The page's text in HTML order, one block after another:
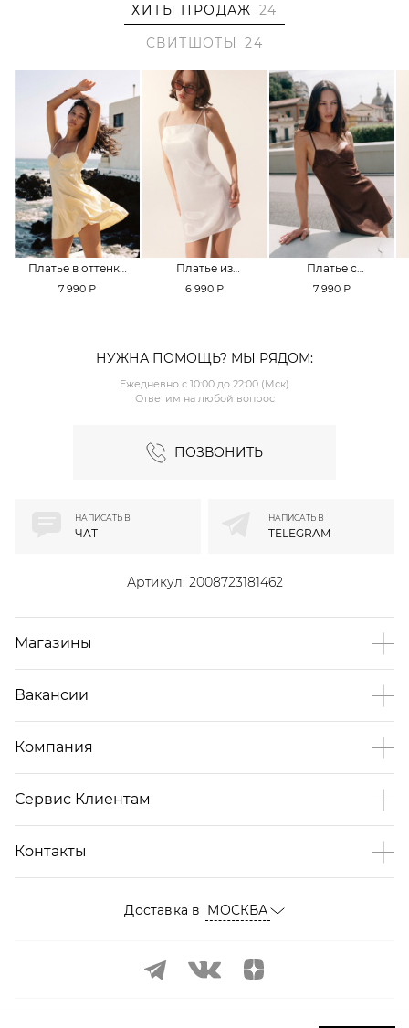
ХИТЫ ПРОДАЖ 24
СВИТШОТЫ
24
Платье в оттенке
Pale Banana
7 990 ₽
Платье из
смесовой вискозы
6 990 ₽
Платье с
кружевной
7 990 ₽
НУЖНА ПОМОЩЬ? МЫ РЯДОМ:
ПОЗВОНИТЬ
Ежедневно с 10:00 до 22:00 (Мск)
Ответим на любой вопрос
Артикул: 2008723181462
НАПИСАТЬ В
ЧАТ
НАПИСАТЬ В
TELEGRAM
Магазины
Вакансии
Компания
Сервис Клиентам
Контакты
Доставка в МОСКВА